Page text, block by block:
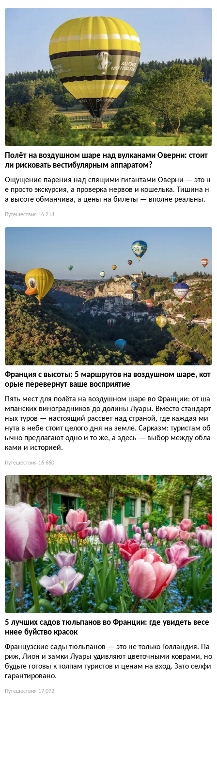
Полёт на воздушном шаре над вулканами Оверни: стоит
ли рисковать вестибулярным аппаратом?
Ощущение парения над спящими гигантами Оверни — это н
е просто экскурсия, а проверка нервов и кошелька. Тишина н
а высоте обманчива, а цены на билеты — вполне реальны.
Путешествия 16 218
Франция с высоты: 5 маршрутов на воздушном шаре, кот
орые перевернут ваше восприятие
Пять мест для полёта на воздушном шаре во Франции: от ша
мпанских виноградников до долины Луары. Вместо стандарт
ных туров — настоящий рассвет над страной, где каждая ми
нута в небе стоит целого дня на земле. Сарказм: туристам об
ычно предлагают одно и то же, а здесь — выбор между обла
ками и историей.
Путешествия 16 660
5 лучших садов тюльпанов во Франции: где увидеть весе
ннее буйство красок
Французские сады тюльпанов — это не только Голландия. Па
риж, Лион и замки Луары удивляют цветочными коврами, но
будьте готовы к толпам туристов и ценам на вход. Зато селфи
гарантировано.
Путешествия 17 072